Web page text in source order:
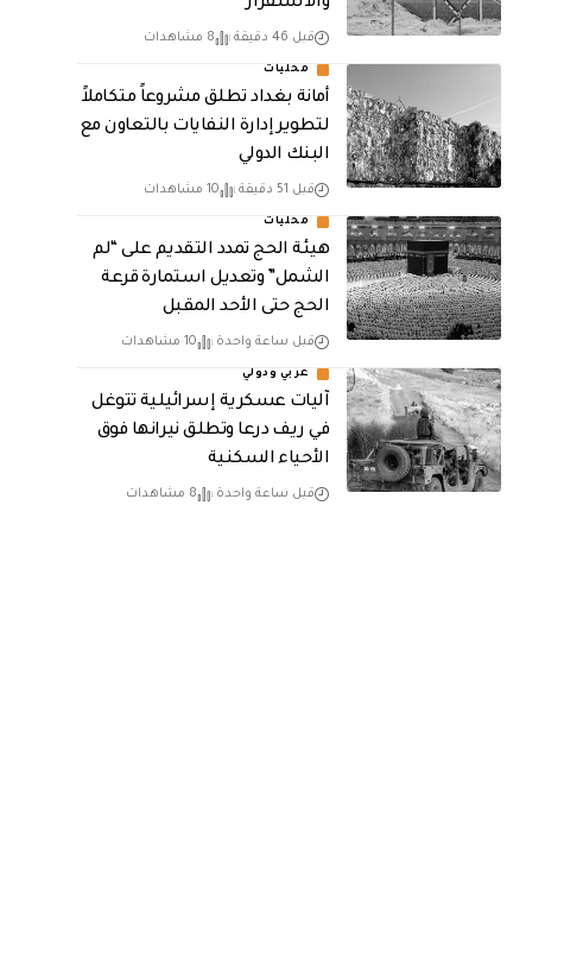
قبل 46 دقيقة 8 مشاهدات
محليات
أمانة بغداد تطلق مشروعاً متكاملاً
لتطوير إدارة النفايات بالتعاون مع
البنك الدولي
قبل 51 دقيقة 10 مشاهدات
محليات
هيئة الحج تمدد التقديم على “لم
الشمل” وتعديل استمارة قرعة
الحج حتى الأحد المقبل
قبل ساعة واحدة 10 مشاهدات
عربي ودولي
آليات عسكرية إسرائيلية تتوغل
في ريف درعا وتطلق نيرانها فوق
الأحياء السكنية
قبل ساعة واحدة 8 مشاهدات